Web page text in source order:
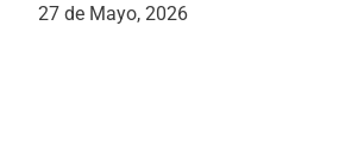
27 de Mayo, 2026